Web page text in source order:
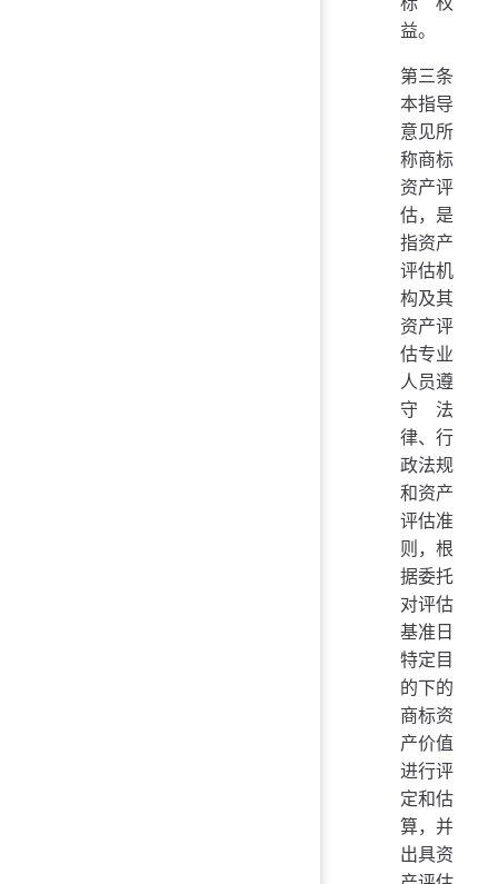
益。
第三条
本指导
意见所
称商标
资产评
估，是
指资产
评估机
构及其
资产评
估专业
人员遵
守法
律、行
政法规
和资产
评估准
则，根
据委托
对评估
基准日
特定目
的下的
商标资
产价值
进行评
定和估
算，并
出具资